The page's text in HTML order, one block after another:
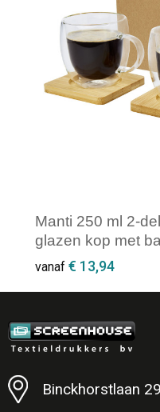
Manti 250 ml 2-
glazen kop met
vanaf € 13,94
Minimale
Binckhorstlaan